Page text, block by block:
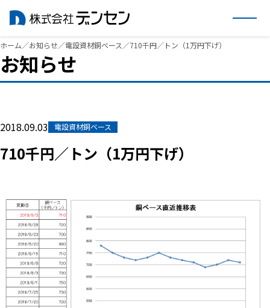
内
容
を
ッ
ホーム／お知らせ／電設資材銅ベース ／710千円／トン（1万円下げ）
お知らせ
2018.09.03 電設資材銅ベース
710千円／トン（1万円下げ）